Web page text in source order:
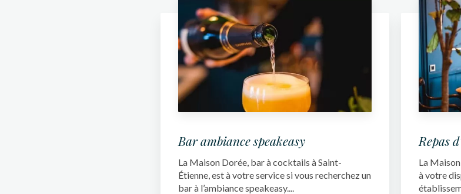
Bar ambiance speakeasy
La Maison Dorée, bar à cocktails à Saint-
Étienne, est à votre service si vous recherchez un
bar à l’ambiance speakeasy....
Repas
La
à votre